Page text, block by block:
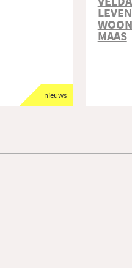
nieuws
MAAS